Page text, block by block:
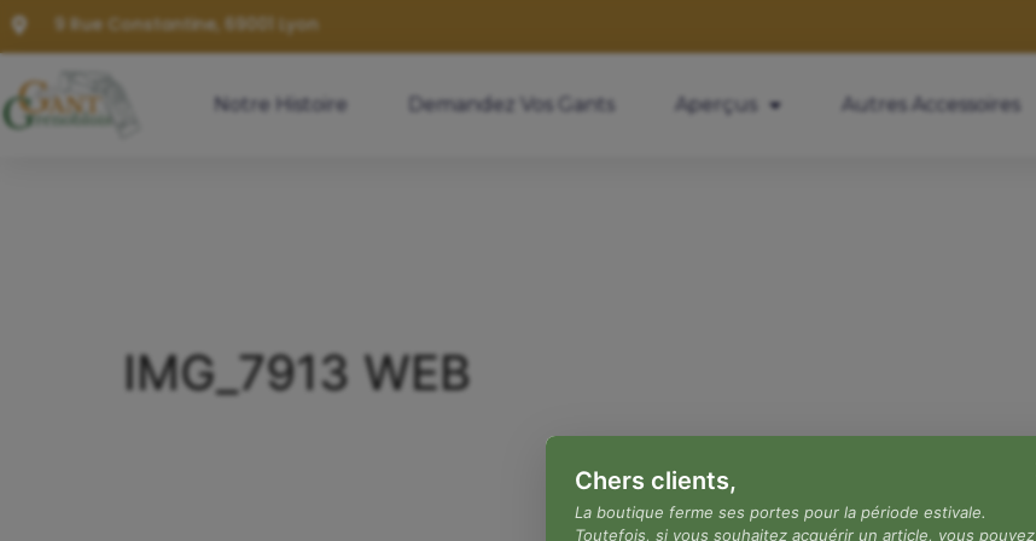
9 Rue Constantine, 69001 Lyon
Notre Histoire Demandez Vos Gants Aperçus Autres Accessoires
IMG_7913 WEB
Chers clients,
La boutique ferme ses portes pour la période estivale.
Toutefois, si vous souhaitez acquérir un article, vous pouvez